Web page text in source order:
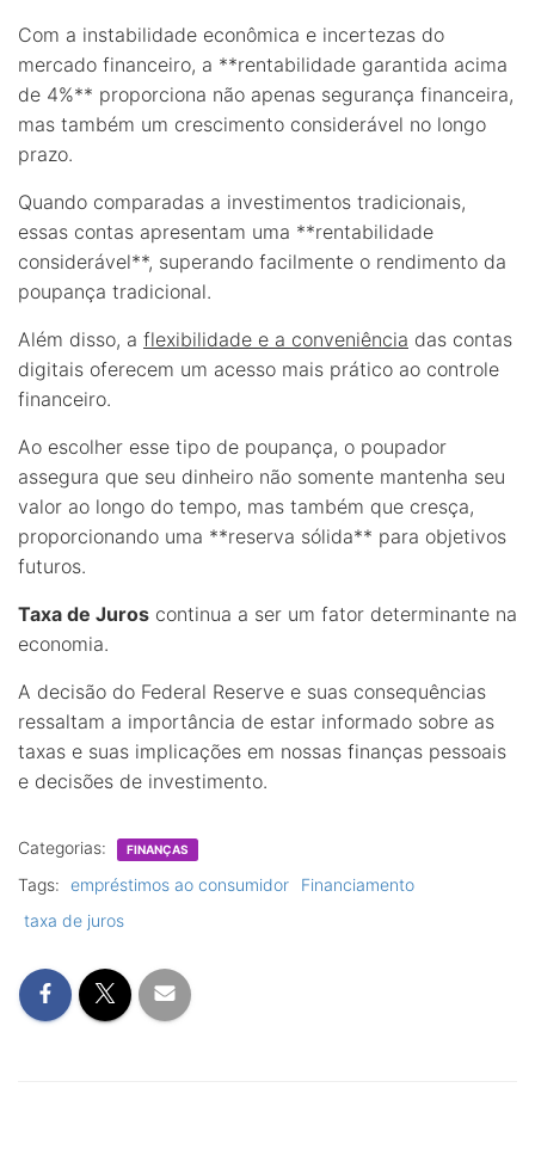
Com a instabilidade econômica e incertezas do
mercado financeiro, a **rentabilidade garantida acima
de 4%** proporciona não apenas segurança financeira,
mas também um crescimento considerável no longo
prazo.
Quando comparadas a investimentos tradicionais,
essas contas apresentam uma **rentabilidade
considerável**, superando facilmente o rendimento da
poupança tradicional.
Além disso, a flexibilidade e a conveniência das contas
digitais oferecem um acesso mais prático ao controle
financeiro.
Ao escolher esse tipo de poupança, o poupador
assegura que seu dinheiro não somente mantenha seu
valor ao longo do tempo, mas também que cresça,
proporcionando uma **reserva sólida** para objetivos
futuros.
Taxa de Juros continua a ser um fator determinante na
economia.
A decisão do Federal Reserve e suas consequências
ressaltam a importância de estar informado sobre as
taxas e suas implicações em nossas finanças pessoais
e decisões de investimento.
Categorias: FINANÇAS
Tags: empréstimos ao consumidor
Financiamento
taxa de juros